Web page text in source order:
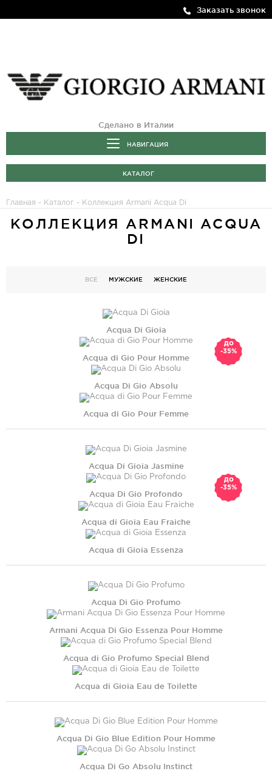
Заказать звонок
Сделано в Италии
НАВИГАЦИЯ
КАТАЛОГ
Главная - Каталог - Коллекция Armani Acqua Di
КОЛЛЕКЦИЯ ARMANI ACQUA
DI
ВСЕ МУЖСКИЕ ЖЕНСКИЕ
Acqua Di Gioia
до
-35%
Acqua di Gio Pour Homme
Acqua Di Gio Absolu
Acqua di Gio Pour Femme
Acqua Di Gioia Jasmine
до
-35%
Acqua Di Gio Profondo
Acqua di Gioia Eau Fraiche
Acqua di Gioia Essenza
Acqua Di Gio Profumo
Armani Acqua Di Gio Essenza Pour Homme
Acqua di Gio Profumo Special Blend
Acqua di Gioia Eau de Toilette
Acqua Di Gio Blue Edition Pour Homme
Acqua Di Go Absolu Instinct